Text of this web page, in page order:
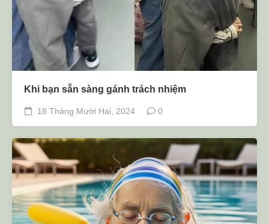
Khi bạn sẵn sàng gánh trách nhiệm
18 Tháng Mười Hai, 2024 0